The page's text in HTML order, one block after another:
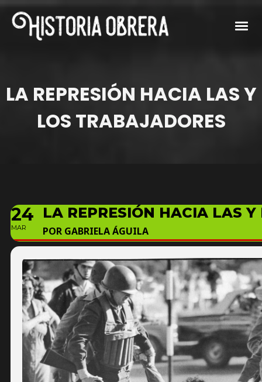
LA REPRESIÓN HACIA LAS Y
LOS TRABAJADORES
24
MAR
LA REPRESIÓN HACIA LAS
POR GABRIELA ÁGUILA